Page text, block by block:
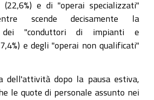
e di "operai specializzati"
scende decisamente la
dei "conduttori di impianti e
e degli "operai non qualificati"
dell'attività dopo la pausa estiva,
le quote di personale assunto nei